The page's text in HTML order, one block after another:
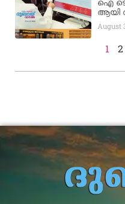
ഐ
ആയി
August
1 2